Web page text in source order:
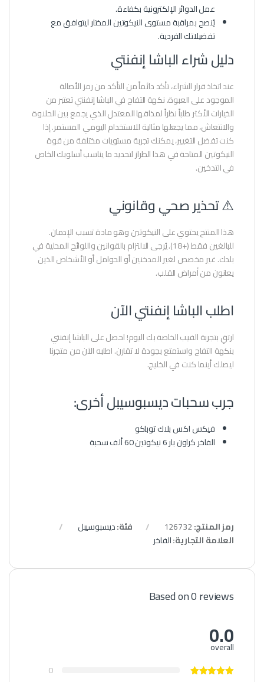
عمل الدوائر الإلكترونية بكفاءة.
يُنصح بمراقبة مستوى النيكوتين المختار ليتوافق مع
تفضيلاتك الفردية.
دليل شراء الباشا إنفنتي
عند اتخاذ قرار الشراء، تأكد دائماً من التأكد من رمز الأصالة
الموجود على العبوة. نكهة التفاح في الباشا إنفنتي تعتبر من
الخيارات الأكثر طلباً نظراً لمذاقها المعتدل الذي يجمع بين الحلاوة
والانتعاش، مما يجعلها مثالية للاستخدام اليومي المستمر. إذا
كنت تفضل التغيير، يمكنك تجربة مستويات مختلفة من قوة
النيكوتين المتاحة في هذا الطراز لتحديد ما يناسب أسلوبك الخاص
في التدخين.
⚠️ تحذير صحي وقانوني
هذا المنتج يحتوي على النيكوتين وهو مادة تسبب الإدمان.
للبالغين فقط (+18). يُرجى الالتزام بالقوانين واللوائح المحلية في
بلدك. غير مخصص لغير المدخنين أو الحوامل أو الأشخاص الذين
يعانون من أمراض القلب.
اطلب الباشا إنفنتي الآن
ارتقِ بتجربة الفيب الخاصة بك اليوم! احصل على الباشا إنفنتي
بنكهة التفاح واستمتع بجودة لا تقارن. اطلبه الآن من متجرنا
ليصلك أينما كنت في الخليج.
جرب سحبات ديسبوسيبل أخرى:
فيكس اكس بلاك توباكو
الفاخر كراون بار 6 نيكوتين 60 ألف سحبة
رمز المنتج:126732 فئة:ديسبوسيبل
العلامة التجارية:الفاخر
Based on 0 reviews
0.0
overall
0